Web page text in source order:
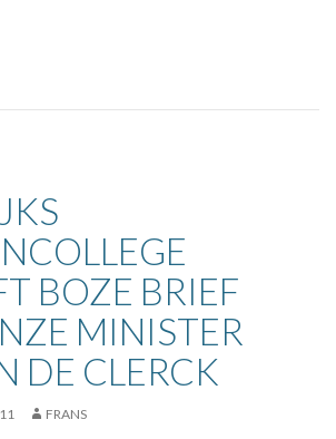
BOZE BRIEF
MINISTER
DE CLERCK
FRANS